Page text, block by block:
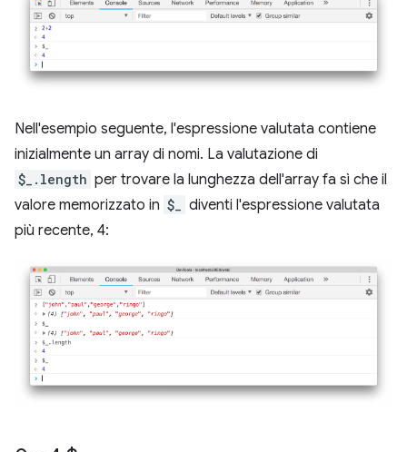
Nell'esempio seguente, l'espressione valutata contiene
inizialmente un array di nomi. La valutazione di
$_.length per trovare la lunghezza dell'array fa sì che il
valore memorizzato in $_
diventi l'espressione valutata
più recente, 4: